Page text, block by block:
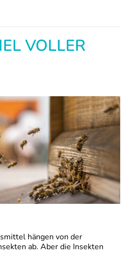
VOLLER
hängen von der
ab. Aber die Insekten